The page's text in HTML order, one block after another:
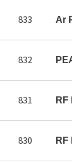
833 Ar
832
831 RF
830 RF